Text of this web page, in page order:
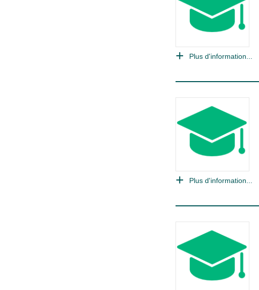
Plus d'information...
Plus d'information...